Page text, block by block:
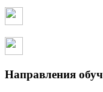
Направления